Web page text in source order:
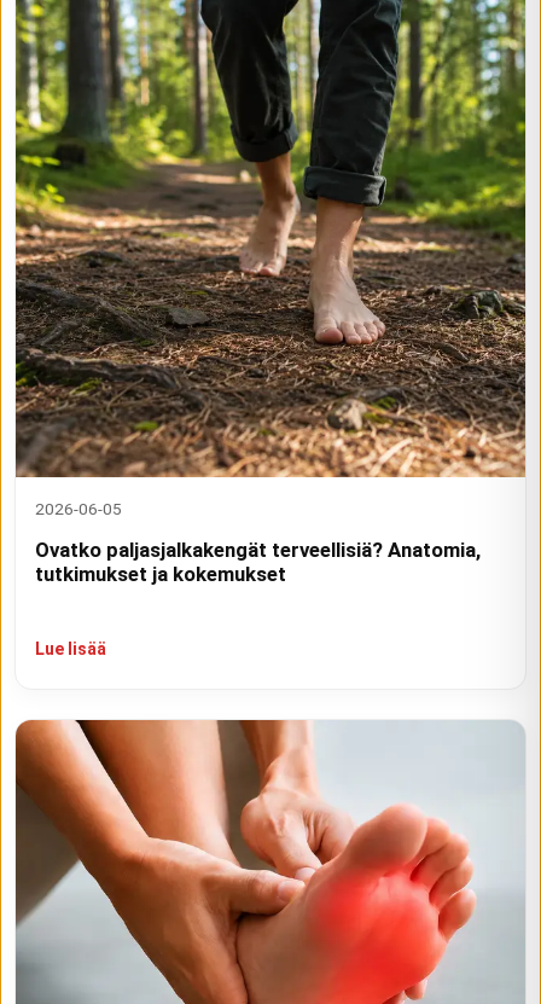
2026-06-05
Ovatko paljasjalkakengät terveellisiä? Anatomia,
tutkimukset ja kokemukset
Lue lisää